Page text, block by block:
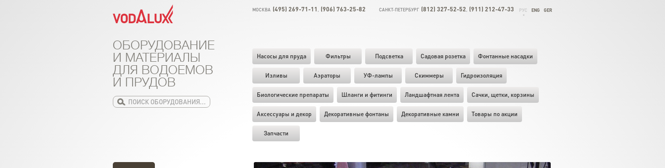
МОСКВА (495) 269-71-11 (906) 763-25-82 САНКТ-ПЕТЕРБУРГ (812) 327-52-52 (911) 212-47-33 РУС ENG GER
Насосы для пруда Фильтры Подсветка Садовая розетка Фонтанные насадки
Изливы Аэраторы УФ-лампы Скиммеры Гидроизоляция
Биологические препараты Шланги и фитинги Ландшафтная лента Cачки, щетки, корзины
Аксессуары и декор Декоративные фонтаны Декоративные камни Товары по акции
Запчасти
ОБОРУДОВАНИЕ
И МАТЕРИАЛЫ
ДЛЯ ВОДОЕМОВ
И ПРУДОВ